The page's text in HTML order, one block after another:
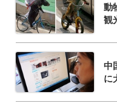
動
観
中
に